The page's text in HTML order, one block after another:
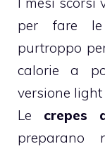
per fare
purtroppo
calorie a
versione light
Le crepes
preparano